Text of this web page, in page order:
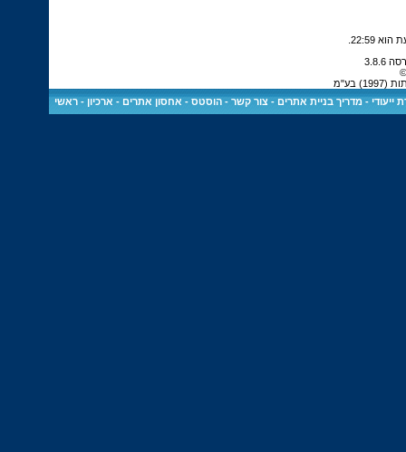
22:59
בע"מ
ייעודי -מדריך בניית אתרים -צור קשר -הוסטס - אחסון אתרים - ארכיון -ראשי